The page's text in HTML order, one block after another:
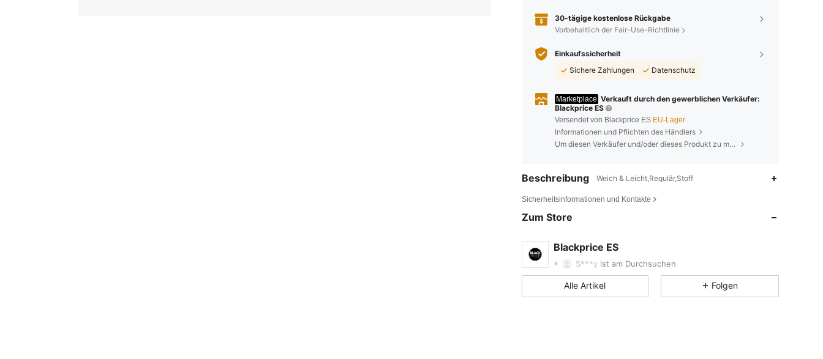
30-tägige kostenlose Rückgabe
Vorbehaltlich der Fair-Use-Richtlinie
Einkaufssicherheit
Sichere Zahlungen
Datenschutz
Marketplace Verkauft durch den gewerblichen Verkäufer:
Blackprice ES
Versendet von Blackprice ES EU-Lager
Informationen und Pflichten des Händlers
Um diesen Verkäufer und/oder dieses Produkt zu melden
Beschreibung Weich & Leicht,Regulär,Stoff
Sicherheitsinformationen und Kontakte
Zum Store
Blackprice ES
4,71
4,71
治***． ist
S***y ist am Durchsuchen
4,71 2.2K 738
Alle Artikel Folgen